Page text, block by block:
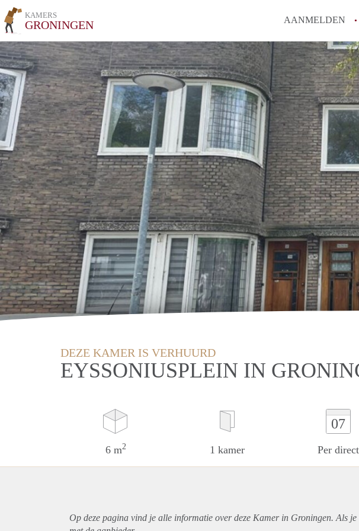
KAMERS
GRONINGEN AANMELDEN
DEZE KAMER IS VERHUURD
EYSSONIUSPLEIN IN
6 m2 1 kamer
07
Per direct
Op deze pagina vind je alle informatie over deze Kamer in Groningen. Als